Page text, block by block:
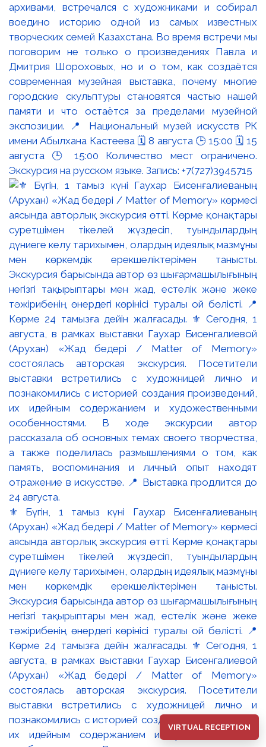
архивами, встречался с художниками и собирал
воедино историю одной из самых известных
творческих семей Казахстана. Во время встречи мы
поговорим не только о произведениях Павла и
Дмитрия Шороховых, но и о том, как создаётся
современная музейная выставка, почему многие
городские скульптуры становятся частью нашей
памяти и что остаётся за пределами музейной
экспозиции. 📍 Национальный музей искусств РК
имени Абылхана Кастеева 🗓 8 августа 🕒 15:00 🗓 15
августа 🕒 15:00 Количество мест ограничено.
Экскурсия на русском языке. Запись: +7(727)3945715
⚜️ Бүгін, 1 тамыз күні Гаухар Бисенғалиеваның
(Арухан) «Жад бедері / Matter of Memory» көрмесі
аясында авторлық экскурсия өтті. Көрме қонақтары
суретшімен тікелей жүздесіп, туындылардың
дүниеге келу тарихымен, олардың идеялық мазмұны
мен көркемдік ерекшеліктерімен танысты.
Экскурсия барысында автор өз шығармашылығының
негізгі тақырыптары мен жад, естелік және жеке
тәжірибенің өнердегі көрінісі туралы ой бөлісті. 📍
Көрме 24 тамызға дейін жалғасады. ⚜️ Сегодня, 1
августа, в рамках выставки Гаухар Бисенгалиевой
(Арухан) «Жад бедері / Matter of Memory»
состоялась авторская экскурсия. Посетители
выставки встретились с художницей лично и
познакомились с историей создания произведений,
их идейным содержанием и художественными
VIRTUAL RECEPTION